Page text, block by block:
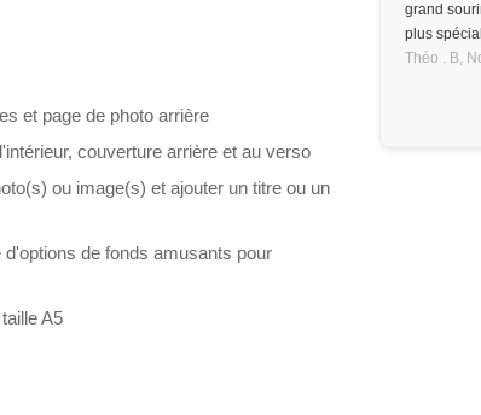
grand
plus
Théo . B,
et page de photo arrière
couverture arrière et au verso
ou image(s) et ajouter un titre ou un
de fonds amusants pour
A5